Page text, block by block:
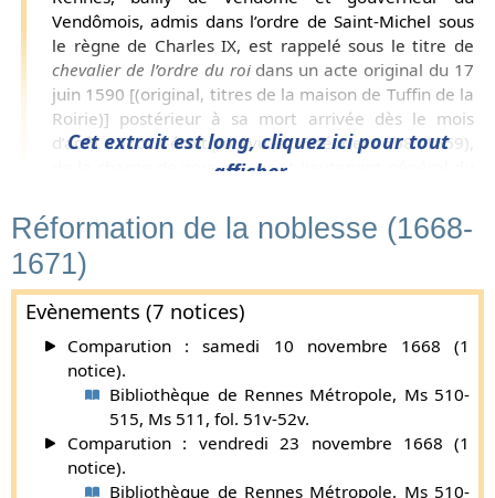
Vendômois, admis dans l’ordre de Saint-Michel sous
le règne de Charles IX, est rappelé sous le titre de
chevalier de l’ordre du roidans un acte original du 17
juin 1590 [(original, titres de la maison de Tuffin de la
Roirie)] postérieur à sa mort arrivée dès le mois
d’août 1570. Il étoit pourvu le 26 février 1558 (1559),
de la charge de gouverneur et lieutenant-général du
la reine le 23 novembre suivant, capitaine du
château de Rennes le 1er
septembre 1566, et bailly
de Vendôme, le 25 octobre 1568. C’est de luy que
parle M. de Brantôme dans la vie de la reine
Catherine de Médicis. «
appel
it quelqu’un mon amy, c’est qu’elle estimoit
sot
q u’elle estoit en colère, si bien qu’elle avoit un
gentilhomme servant nommé M. de Boisfévrier qui
it le mot, quand elle rappelait mon amy : Ha !
madame, répondit-il, j’aimerois mieux que vous
m’appellassiez votre ennemy, car c’est autant à dire
que je suis un sot
ou que vous estes en colère contre
Cet extrait est long, cliquez ici pour tout
afficher...
Réformation de la noblesse (1668-
1671)
Evènements (7 notices)
Comparution : samedi 10 novembre 1668 (1
notice).
Bibliothèque de Rennes Métropole, Ms 510-
515, Ms 511, fol. 51v-52v.
Comparution : vendredi 23 novembre 1668 (1
notice).
Bibliothèque de Rennes Métropole, Ms 510-